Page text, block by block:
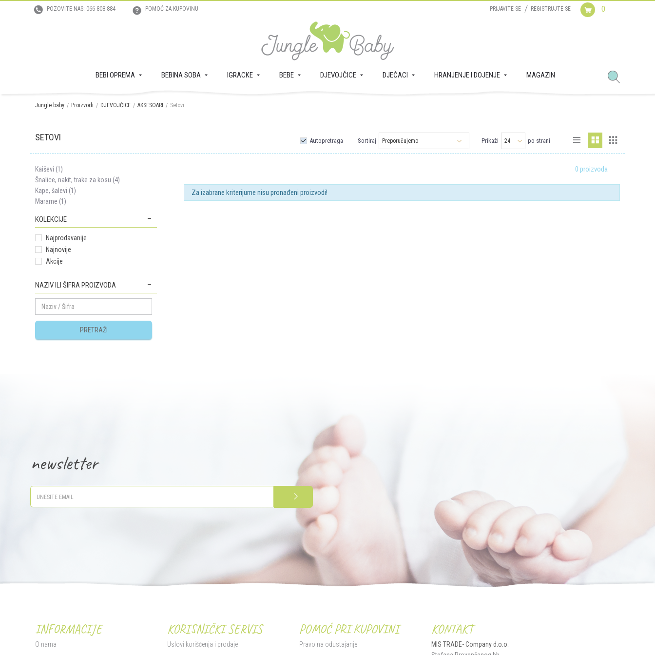
POZOVITE NAS: 066 808 884 POMOĆ ZA KUPOVINU 0
PRIJAVITE SE REGISTRUJTE SE
BEBI OPREMA BEBINA SOBA IGRACKE BEBE DJEVOJČICE DJEČACI HRANJENJE I DOJENJE MAGAZIN
Jungle baby Proizvodi DJEVOJČICE AKSESOARI Setovi
SETOVI Autopretraga Sortiraj Prikaži po strani
Kaiševi (1)
Šnalice, nakit, trake za kosu (4)
Kape, šalevi (1)
Marame (1)
KOLEKCIJE
Najprodavanije
Najnovije
Akcije
NAZIV ILI ŠIFRA PROIZVODA
PRETRAŽI
0 proizvoda
Za izabrane kriterijume nisu pronađeni proizvodi!
newsletter
PRIJAVITE SE
INFORMACIJE
O nama
KORISNIČKI SERVIS
Uslovi korišćenja i prodaje
POMOĆ PRI KUPOVINI
Pravo na odustajanje
KONTAKT
MIS TRADE- Company d.o.o.